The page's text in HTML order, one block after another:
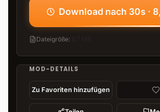
Download nach 30s ·
Dateigröße:
MOD-DETAILS
Zu Favoriten hinzufügen